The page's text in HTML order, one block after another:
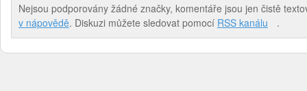
Nejsou podporovány žádné značky, komentáře jsou jen čistě
v nápovědě. Diskuzi můžete sledovat pomocí RSS kanálu .